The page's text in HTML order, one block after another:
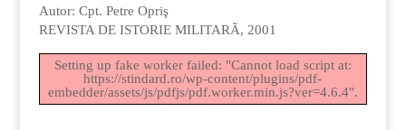
Autor: Cpt. Petre Opriş
REVISTA DE ISTORIE MILITARÃ, 2001
Setting up fake worker failed: "Cannot load script at:
https://stindard.ro/wp-content/plugins/pdf-
embedder/assets/js/pdfjs/pdf.worker.min.js?ver=4.6.4".